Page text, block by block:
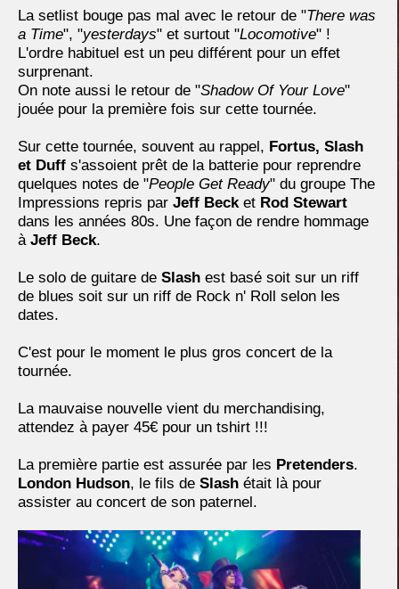
La setlist bouge pas mal avec le retour de "There was
a Time", "yesterdays" et surtout "Locomotive" !
L'ordre habituel est un peu différent pour un effet
surprenant.
On note aussi le retour de "Shadow Of Your Love"
jouée pour la première fois sur cette tournée.
Sur cette tournée, souvent au rappel, Fortus, Slash
et Duff s'assoient prêt de la batterie pour reprendre
quelques notes de "People Get Ready" du groupe The
Impressions repris par Jeff Beck et Rod Stewart
dans les années 80s. Une façon de rendre hommage
à Jeff Beck.
Le solo de guitare de Slash est basé soit sur un riff
de blues soit sur un riff de Rock n' Roll selon les
dates.
C'est pour le moment le plus gros concert de la
tournée.
La mauvaise nouvelle vient du merchandising,
attendez à payer 45€ pour un tshirt !!!
La première partie est assurée par les Pretenders.
London Hudson, le fils de Slash était là pour
assister au concert de son paternel.